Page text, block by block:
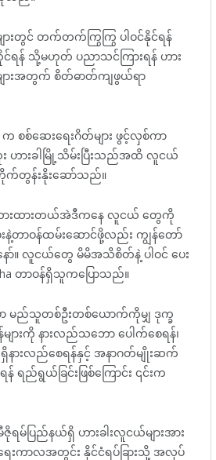
ားတွင် တက်တက်ကြွကြွ ပါဝင်နိုင်ရန်
ရန် သို့မဟုတ် ပညာသင်ကြားရန် ဟား
ျားအတွက် စိတ်ဓာတ်ကျဖွယ်ရာ
စစ်ဆေးရေးဂိတ်များ ဖွင့်လှစ်ကာ
း ဟားခါမြို့သိမ်းပြီးသည်အထိ လူငယ်
က်တွန်းနိုးဆော်သည်။
ထားထားတယ်အဲဒီကနေ လူငယ် တွေကို
တာဝန်ထမ်းဆောင်ဖို့လည်း ကျွန်တော်
လူငယ်တွေ မိမိအသိစိတ်နဲ့ ပါဝင် ပေး
တာဝန်ရှိသူကပြောသည်။
မှာ မည်သူတစ်ဦးတစ်ယောက်ကိုမျှ ဒုက္ခ
ားကို နားလည်သဘော ပေါက်စေရန်၊
ားလည်စေရန်နှင့် အနာဂတ်မျိုးဆက်
ရွယ်ခြင်းဖြစ်ကြောင်း ၎င်းက
မ်ပြည်နယ်ရှိ ဟားခါးလူငယ်များအား
ေးကာလအတွင်း နိုင်ငံရပ်ခြားသို့ အလုပ်